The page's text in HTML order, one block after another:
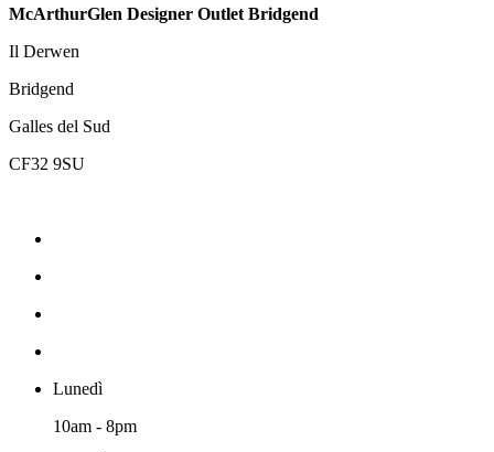
McArthurGlen Designer Outlet Bridgend
Il Derwen
Bridgend
Galles del Sud
CF32 9SU
Lunedì
10am - 8pm